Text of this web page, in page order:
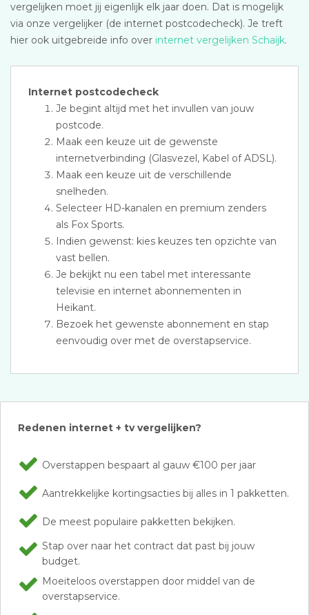
vergelijken moet jij eigenlijk elk jaar doen. Dat is mogelijk
via onze vergelijker (de internet postcodecheck). Je treft
hier ook uitgebreide info over internet vergelijken Schaijk.
Internet postcodecheck
Je begint altijd met het invullen van jouw
postcode.
Maak een keuze uit de gewenste
internetverbinding (Glasvezel, Kabel of ADSL).
Maak een keuze uit de verschillende
snelheden.
Selecteer HD-kanalen en premium zenders
als Fox Sports.
Indien gewenst: kies keuzes ten opzichte van
vast bellen.
Je bekijkt nu een tabel met interessante
televisie en internet abonnementen in
Heikant.
Bezoek het gewenste abonnement en stap
eenvoudig over met de overstapservice.
Redenen internet + tv vergelijken?
Overstappen bespaart al gauw €100 per jaar
Aantrekkelijke kortingsacties bij alles in 1 pakketten.
De meest populaire pakketten bekijken.
Stap over naar het contract dat past bij jouw
budget.
Moeiteloos overstappen door middel van de
overstapservice.